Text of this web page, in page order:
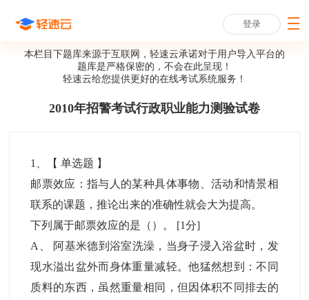
登录
本栏目下题库来源于互联网，轻速云承诺对于用户导入平台的
题库是严格保密的，不会在此呈现！
轻速云给您提供更好的在线考试系统服务！
2010年招警考试行政职业能力测验试卷
1 、【单选题 】
邮票效应：指与人的某种具体事物、活动和情景相
联系的课题，推论出来的准确性就会大为提高。
下列属于邮票效应的是（）。 [1分]
A
阿基米德到浴室洗澡，当身子浸入浴盆时，发
现水溢出盆外而身体重量减轻。他猛然想到：不同
质料的东西，虽然重量相同，但因体积不同排去的